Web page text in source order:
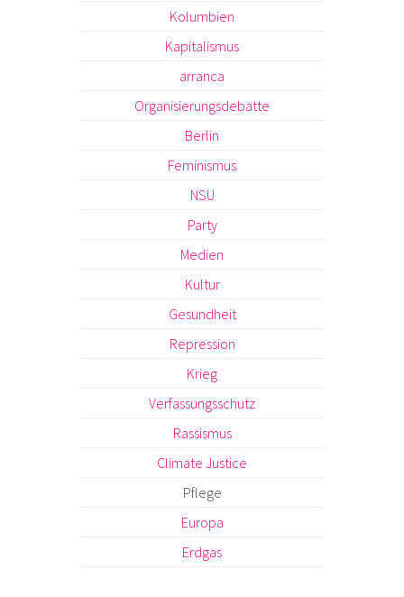
Kolumbien
Kapitalismus
arranca
Organisierungsdebatte
Berlin
Feminismus
NSU
Party
Medien
Kultur
Gesundheit
Repression
Krieg
Verfassungsschutz
Rassismus
Climate Justice
Pflege
Europa
Erdgas